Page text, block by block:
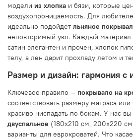
модели из хлопка и бязи, которые
воздухопроницаемость. Для
идеально подойдет льняное
неповторимый уют. Каждый материал
сатин элегантен и прочен, хлопок
телу, а лен дарит прохладу летом и
Размер и дизайн: гармония с
Ключевое правило — покрывало на
соответствовать размеру матраса
красиво ниспадать по бокам. У нас вы
двуспальное (180x210 см, 200x220
варианты для еврокроватей. Что